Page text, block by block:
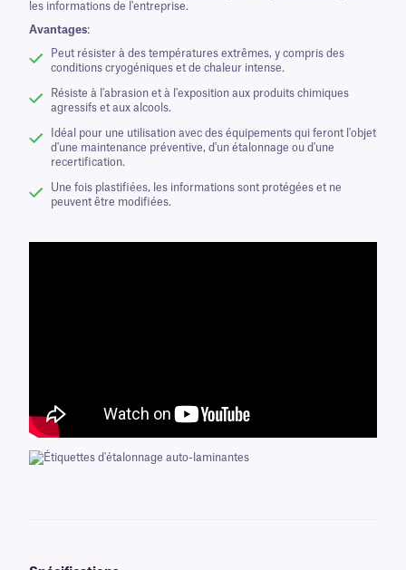
les informations de l'entreprise.
Avantages:
Peut résister à des températures extrêmes, y compris des
conditions cryogéniques et de chaleur intense.
Résiste à l'abrasion et à l'exposition aux produits chimiques
agressifs et aux alcools.
Idéal pour une utilisation avec des équipements qui feront l'objet
d'une maintenance préventive, d'un étalonnage ou d'une
recertification.
Une fois plastifiées, les informations sont protégées et ne
peuvent être modifiées.